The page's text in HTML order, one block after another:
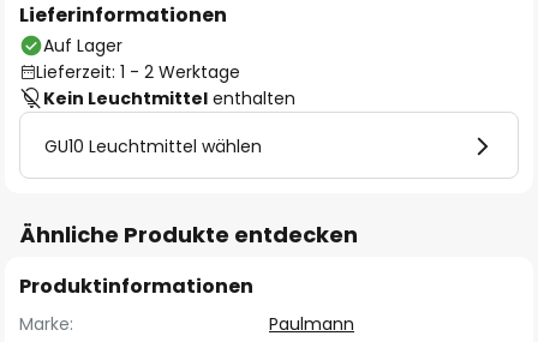
Lieferinformationen
Auf Lager
Lieferzeit: 1 - 2 Werktage
Kein Leuchtmittel enthalten
GU10 Leuchtmittel wählen
Ähnliche Produkte entdecken
Produktinformationen
Marke:
Paulmann